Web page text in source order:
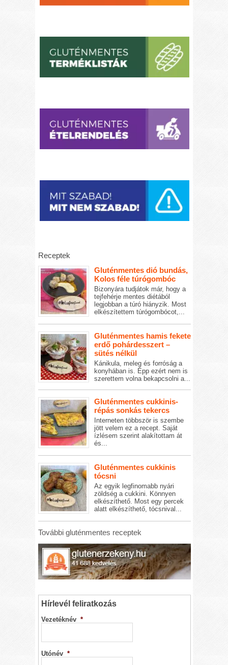
Receptek
Gluténmentes dió bundás,
Kolos féle túrógombóc
Bizonyára tudjátok már, hogy a
tejfehérje mentes diétából
legjobban a túró hiányzik. Most
elkészítettem túrógombócot,...
Gluténmentes hamis fekete
erdő pohárdesszert –
sütés nélkül
Kánikula, meleg és forróság a
konyhában is. Épp ezért nem is
szerettem volna bekapcsolni a...
Gluténmentes cukkinis-
répás sonkás tekercs
Interneten többször is szembe
jött velem ez a recept. Saját
ízlésem szerint alakítottam át
és...
Gluténmentes cukkinis
tócsni
Az egyik legfinomabb nyári
zöldség a cukkini. Könnyen
elkészíthető. Most egy percek
alatt elkészíthető, tócsnival...
További gluténmentes receptek
Hírlevél feliratkozás
Vezetéknév *
Utónév *